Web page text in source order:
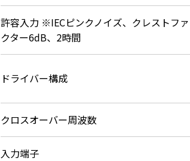
許容入力 ※IECピンクノイズ、クレストファ
クター6dB、2時間
ドライバー構成
クロスオーバー周波数
入力端子